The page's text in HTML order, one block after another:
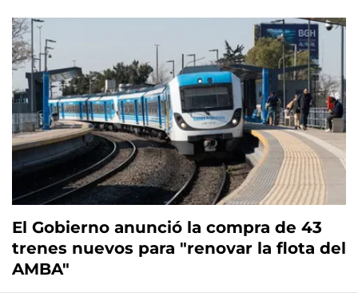
El Gobierno anunció la compra de 43
trenes nuevos para "renovar la flota del
AMBA"